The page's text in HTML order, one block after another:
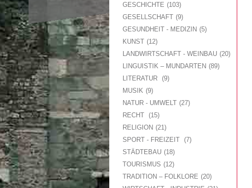
GESCHICHTE
103
GESELLSCHAFT 9
GESUNDHEIT - MEDIZIN
5
KUNST 12
LANDWIRTSCHAFT - WEINBAU 20
LINGUISTIK – MUNDARTEN
89
LITERATUR
9
MUSIK 9
NATUR - UMWELT 27
RECHT
15
RELIGION
21
SPORT - FREIZEIT
7
STÄDTEBAU 18
TOURISMUS
12
TRADITION – FOLKLORE
20